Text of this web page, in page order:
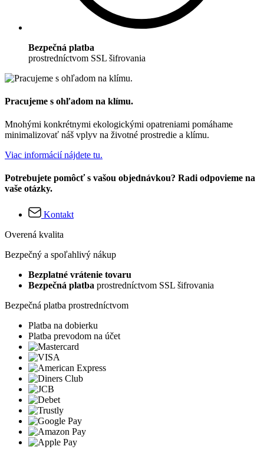
Bezpečná platba
prostredníctvom SSL šifrovania
Pracujeme s ohľadom na klímu.
Mnohými konkrétnymi ekologickými opatreniami pomáhame
minimalizovať náš vplyv na životné prostredie a klímu.
Viac informácií nájdete tu.
Potrebujete pomôcť s vašou objednávkou? Radi odpovieme na
vaše otázky.
Kontakt
Overená kvalita
Bezpečný a spoľahlivý nákup
Bezplatné vrátenie tovaru
Bezpečná platba prostredníctvom SSL šifrovania
Bezpečná platba prostredníctvom
Platba na dobierku
Platba prevodom na účet